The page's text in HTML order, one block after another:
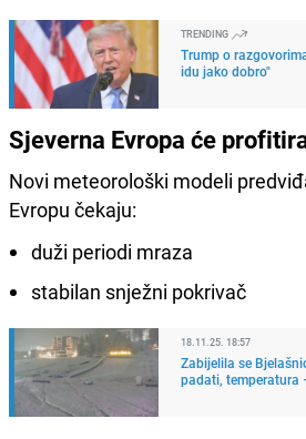
TRENDING
Trump o
idu jako dobro"
Sjeverna Evropa će
Novi meteorološki modeli
Evropu čekaju:
duži periodi mraza
stabilan snježni pokrivač
18.11.25. 18:57
Zabijelila se
padati, temperatura